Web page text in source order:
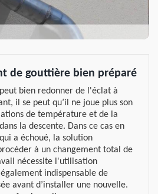
de gouttière bien préparé
bien redonner de l'éclat à
il se peut qu’il ne joue plus son
de température et de la
la descente. Dans ce cas en
a échoué, la solution
à un changement total de
nécessite l'utilisation
indispensable de
avant d’installer une nouvelle.